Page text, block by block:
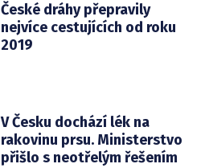
České dráhy přepravily
nejvíce cestujících od roku
2019
V Česku dochází lék na
rakovinu prsu. Ministerstvo
přišlo s neotřelým řešením